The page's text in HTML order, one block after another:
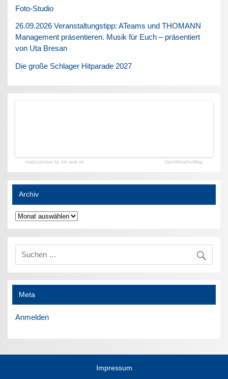
Foto-Studio
26.09.2026 Veranstaltungstipp: ATeams und THOMANN
Management präsentieren. Musik für Euch – präsentiert
von Uta Bresan
Die große Schlager Hitparade 2027
realizzazione by siti web ok OpenWeatherMap
Archiv
Archiv
Meta
Anmelden
Impressum